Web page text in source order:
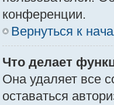
конференции.
Вернуться к
Что делает
Она удаляет все
оставаться